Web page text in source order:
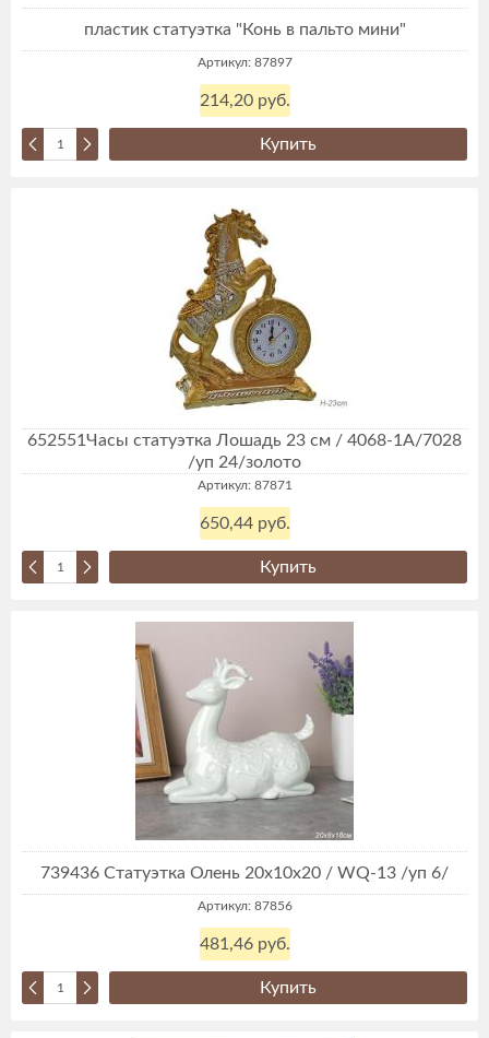
пластик статуэтка "Конь в пальто мини"
Артикул: 87897
214,20 руб.
Купить
652551Часы статуэтка Лошадь 23 см / 4068-1A/7028
/уп 24/золото
Артикул: 87871
650,44 руб.
Купить
739436 Статуэтка Олень 20х10х20 / WQ-13 /уп 6/
Артикул: 87856
481,46 руб.
Купить